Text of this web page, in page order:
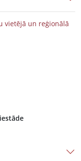
vietējā un reģionālā